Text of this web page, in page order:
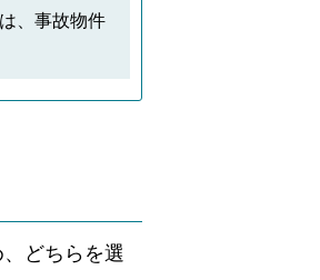
、事故物件
どちらを選